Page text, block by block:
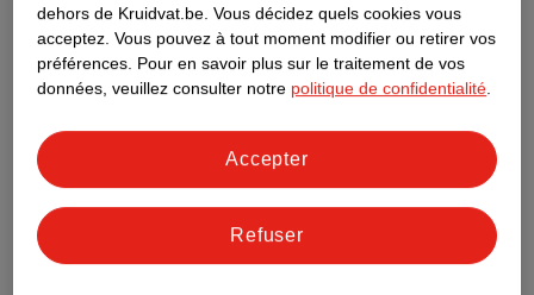
Nature Impact Score
Ce produit n’a (pas encore) de "Nature
Plus d’informations
Informations sur la commande et la livraison
dehors de Kruidvat.be. Vous décidez quels cookies vous
acceptez. Vous pouvez à tout moment modifier ou retirer vos
préférences. Pour en savoir plus sur le traitement de vos
données, veuillez consulter notre politique de confidentialité.
Refuser
Accepter